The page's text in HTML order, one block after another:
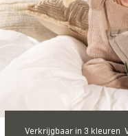
Verkrijgbaar in 3 kleuren